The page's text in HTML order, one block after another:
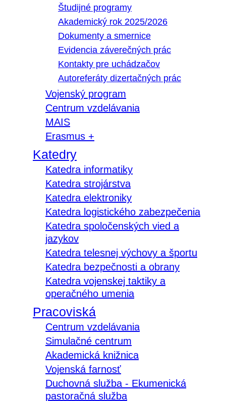
Študijné programy
Akademický rok 2025/2026
Dokumenty a smernice
Evidencia záverečných prác
Kontakty pre uchádzačov
Autoreferáty dizertačných prác
Vojenský program
Centrum vzdelávania
MAIS
Erasmus +
Katedry
Katedra informatiky
Katedra strojárstva
Katedra elektroniky
Katedra logistického zabezpečenia
Katedra spoločenských vied a
jazykov
Katedra telesnej výchovy a športu
Katedra bezpečnosti a obrany
Katedra vojenskej taktiky a
operačného umenia
Pracoviská
Centrum vzdelávania
Simulačné centrum
Akademická knižnica
Vojenská farnosť
Duchovná služba - Ekumenická
pastoračná služba